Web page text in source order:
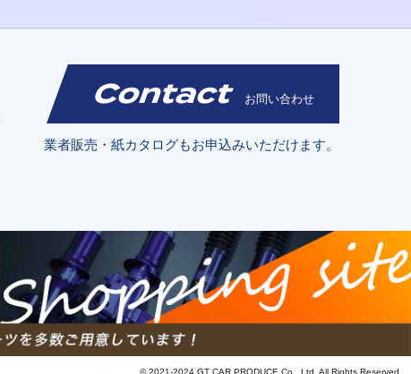
Contact お問い合わせ
業者販売・紙カタログもお申込みいただけます。
© 2021-2024 GT CAR PRODUCE Co., Ltd. All Rights Reserved.